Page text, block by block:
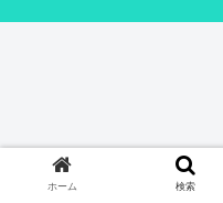
ホーム 検索